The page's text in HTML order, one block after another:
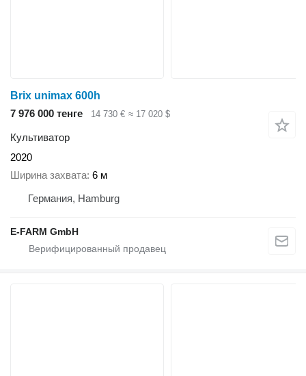
Brix unimax 600h
7 976 000 тенге
14 730 € ≈ 17 020 $
Культиватор
2020
Ширина захвата 6 м
Германия, Hamburg
E-FARM GmbH